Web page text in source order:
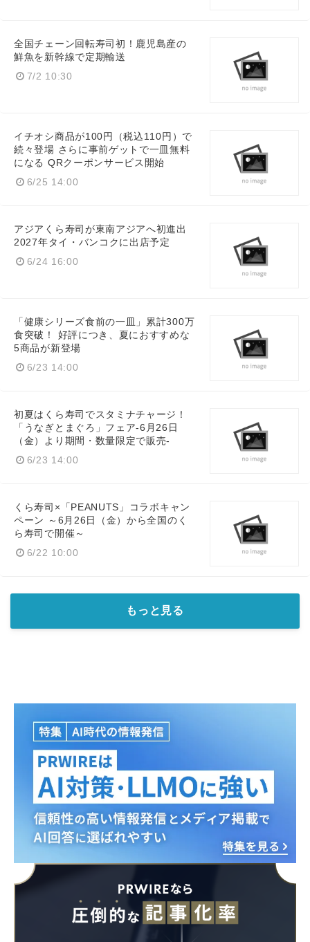
全国チェーン回転寿司初！鹿児島産の
鮮魚を新幹線で定期輸送
7/2 10:30
イチオシ商品が100円（税込110円）で
続々登場 さらに事前ゲットで一皿無料
になる QRクーポンサービス開始
6/25 14:00
アジアくら寿司が東南アジアへ初進出
2027年タイ・バンコクに出店予定
6/24 16:00
「健康シリーズ食前の一皿」累計300万
食突破！ 好評につき、夏におすすめな
5商品が新登場
6/23 14:00
初夏はくら寿司でスタミナチャージ！
「うなぎとまぐろ」フェア-6月26日
（金）より期間・数量限定で販売-
6/23 14:00
くら寿司×「PEANUTS」コラボキャン
ペーン ～6月26日（金）から全国のく
ら寿司で開催～
6/22 10:00
もっと見る